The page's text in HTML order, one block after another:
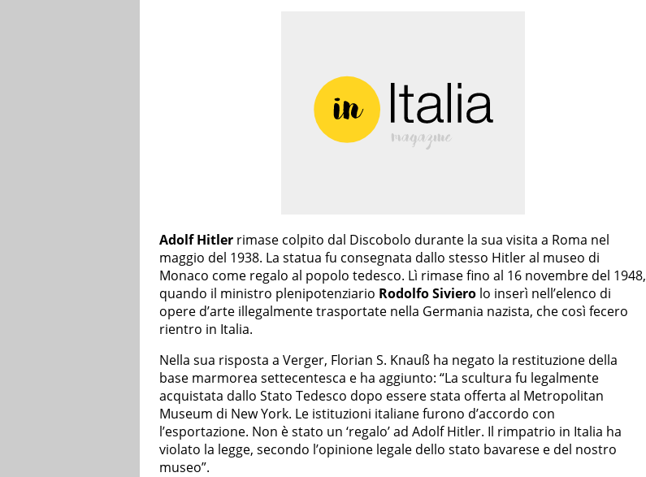
Adolf Hitler rimase colpito dal Discobolo durante la sua visita a Roma nel
maggio del 1938. La statua fu consegnata dallo stesso Hitler al museo di
Monaco come regalo al popolo tedesco. Lì rimase fino al 16 novembre del 1948,
quando il ministro plenipotenziario Rodolfo Siviero lo inserì nell’elenco di
opere d’arte illegalmente trasportate nella Germania nazista, che così fecero
rientro in Italia.
Nella sua risposta a Verger, Florian S. Knauß ha negato la restituzione della
base marmorea settecentesca e ha aggiunto: “La scultura fu legalmente
acquistata dallo Stato Tedesco dopo essere stata offerta al Metropolitan
Museum di New York. Le istituzioni italiane furono d’accordo con
l’esportazione. Non è stato un ‘regalo’ ad Adolf Hitler. Il rimpatrio in Italia ha
violato la legge, secondo l’opinione legale dello stato bavarese e del nostro
museo”.